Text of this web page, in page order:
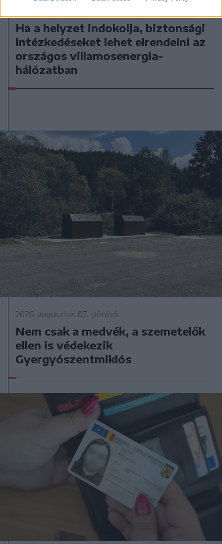
Ha a helyzet indokolja, biztonsági
intézkedéseket lehet elrendelni az
országos villamosenergia-
hálózatban
2026. augusztus 07., péntek
Nem csak a medvék, a szemetelők
ellen is védekezik
Gyergyószentmiklós